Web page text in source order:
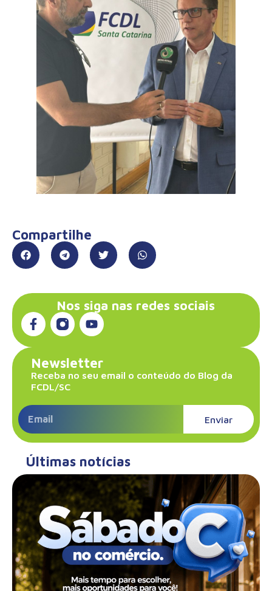
Compartilhe
Nos siga nas redes sociais
Newsletter
Receba no seu email o conteúdo do Blog da
FCDL/SC
Enviar
Últimas notícias